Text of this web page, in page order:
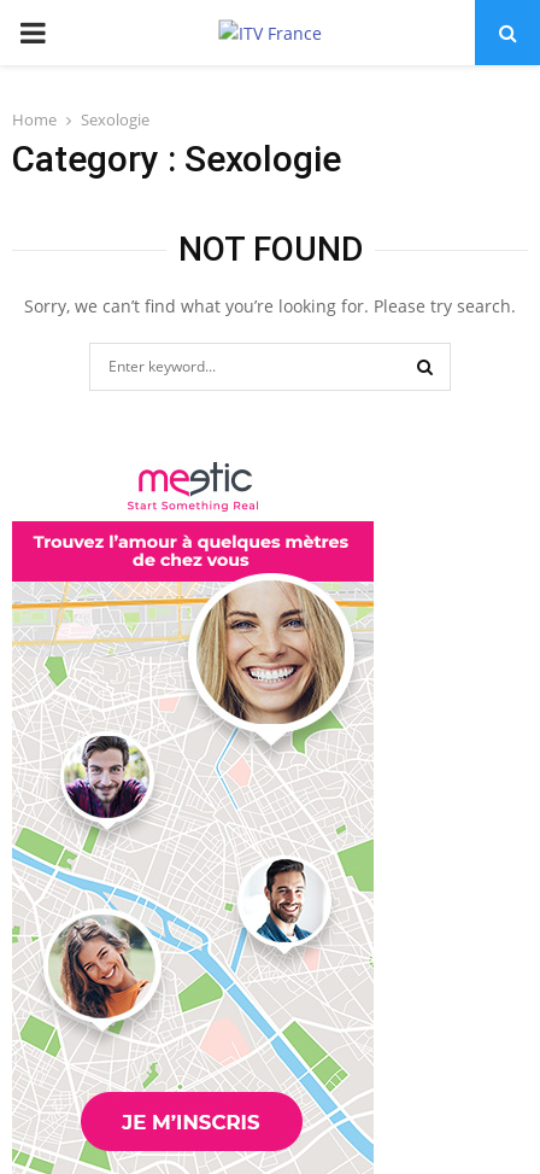
PRIMARY
Home Sexologie
Category : Sexologie
NOT FOUND
Sorry, we can’t find what you’re looking for. Please try search.
for: